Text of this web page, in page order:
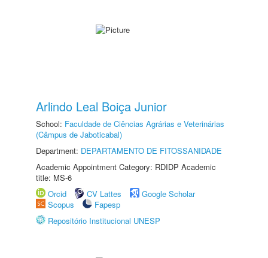
Arlindo Leal Boiça Junior
School: Faculdade de Ciências Agrárias e Veterinárias
(Câmpus de Jaboticabal)
Department: DEPARTAMENTO DE FITOSSANIDADE
Academic Appointment Category: RDIDP Academic
title: MS-6
Orcid
CV Lattes
Google Scholar
Scopus
Fapesp
Repositório Institucional UNESP